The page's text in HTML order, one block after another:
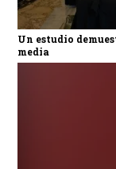
Un estudio
media